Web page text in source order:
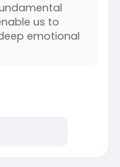
us to
emotional